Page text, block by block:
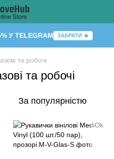
У TELEGRAM ЗАБРАТИ 🔥
та робочі
та робочі
За популярністю